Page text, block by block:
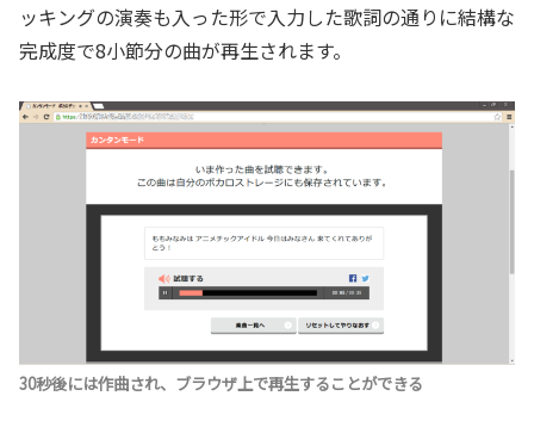
ッキングの演奏も入った形で入力した歌詞の通りに結構な
完成度で8小節分の曲が再生されます。
30秒後には作曲され、ブラウザ上で再生することができる